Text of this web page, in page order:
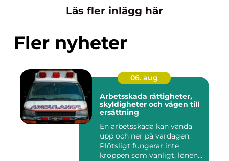
Läs fler inlägg här
Fler nyheter
06. aug
Arbetsskada rättigheter,
skyldigheter och vägen till
ersättning
En arbetsskada kan vända
upp och ner på vardagen.
Plötsligt fungerar inte
kroppen som vanligt, lönen...